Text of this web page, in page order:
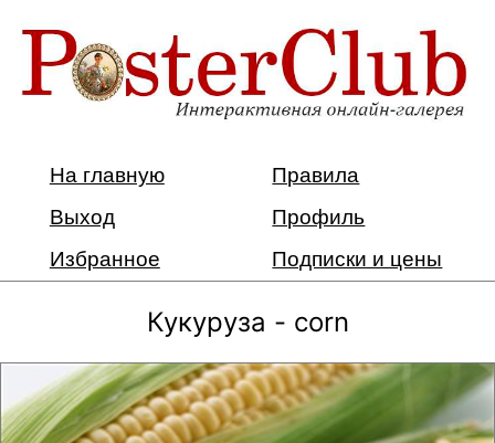
На главную
Правила
Выход
Профиль
Избранное
Подписки и цены
Кукуруза - corn